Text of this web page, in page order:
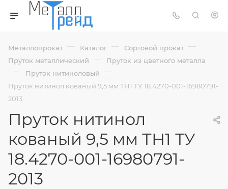
Металлопрокат — Каталог — Сортовой прокат —
Пруток металлический — Пруток из цветного металла
— Пруток нитиноловый —
Пруток нитинол кованый 9,5 мм ТН1 ТУ 18.4270-001-16980791-
2013
Пруток нитинол
кованый 9,5 мм ТН1 ТУ
18.4270-001-16980791-
2013